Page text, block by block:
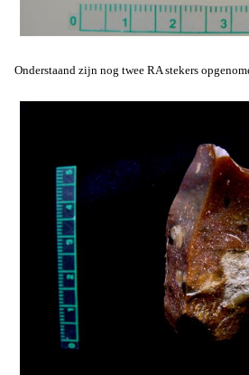
Onderstaand zijn nog twee RA stekers